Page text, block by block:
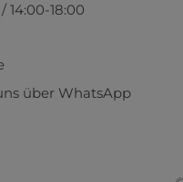
14:00-18:00
über WhatsApp